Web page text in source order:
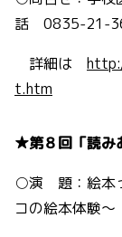
話 0835-21-
詳細は
t.htm
★第８回「読み
○演 題：絵本
コの絵本体験～